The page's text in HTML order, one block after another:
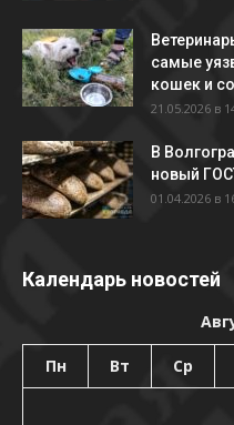
самые
кошек и
21.05.2026 в
В
новый
01.04.2026 в
Календарь новостей
Пн Вт Ср